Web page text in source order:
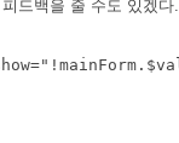
드백을 줄 수도 있겠다.